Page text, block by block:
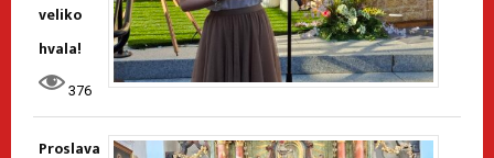
veliko
hvala!
376
Proslava